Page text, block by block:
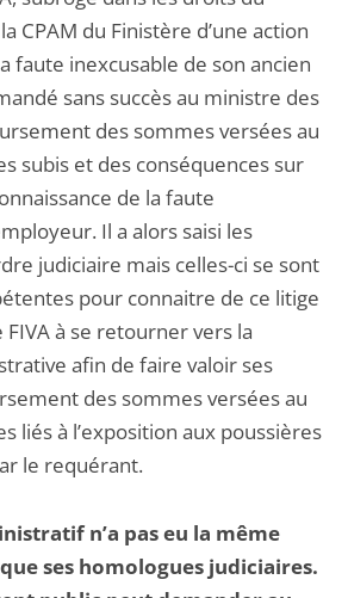
CPAM du Finistère d’une action
faute inexcusable de son ancien
sans succès au ministre des
des sommes versées au
subis et des conséquences sur
de la faute
Il a alors saisi les
judiciaire mais celles-ci se sont
pour connaitre de ce litige
FIVA à se retourner vers la
afin de faire valoir ses
des sommes versées au
liés à l’exposition aux poussières
le requérant.
n’a pas eu la même
ses homologues judiciaires.